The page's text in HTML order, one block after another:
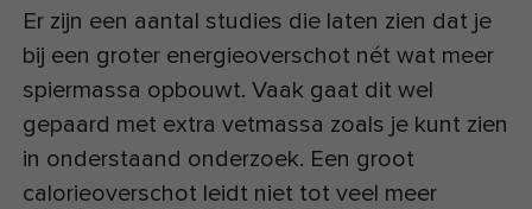
Er zijn een aantal studies die laten zien dat je
bij een groter energieoverschot nét wat meer
spiermassa opbouwt. Vaak gaat dit wel
gepaard met extra vetmassa zoals je kunt zien
in onderstaand onderzoek. Een groot
calorieoverschot leidt niet tot veel meer